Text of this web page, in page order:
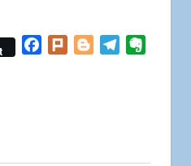
Facebook
Plurk BloggerTelegram